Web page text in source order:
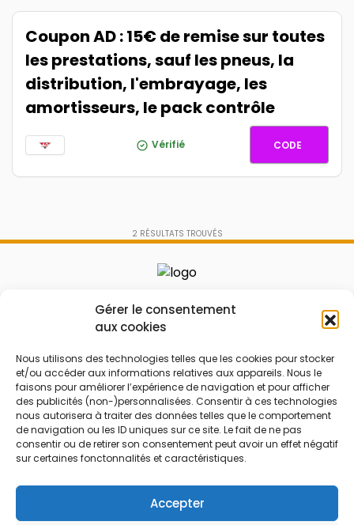
Gérer le consentement
aux cookies
Nous utilisons des technologies telles que les cookies pour stocker
et/ou accéder aux informations relatives aux appareils. Nous le
faisons pour améliorer l’expérience de navigation et pour afficher
des publicités (non-)personnalisées. Consentir à ces technologies
nous autorisera à traiter des données telles que le comportement
de navigation ou les ID uniques sur ce site. Le fait de ne pas
consentir ou de retirer son consentement peut avoir un effet négatif
sur certaines fonctonnalités et caractéristiques.
Accepter
Coupon AD : 15€ de remise sur toutes
les prestations, sauf les pneus, la
distribution, l'embrayage, les
amortisseurs, le pack contrôle
Vérifié ADAFI15
CODE
2 RÉSULTATS TROUVÉS
Le prix peut être réduit !
FAQ
Qui sommes nous
Contactez-nous
Mentions légales
Code réduction
Bons plans
Soldes
French Days